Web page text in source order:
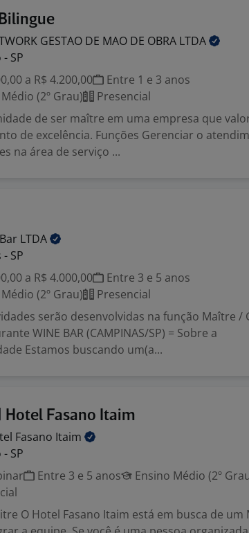
GESTAO DE MAO DE OBRA LTDA
SP
a R$ 4.200,00
Entre 1 e 3 anos
(2º Grau)
Presencial
de ser maître em uma empresa que
de excelência. Funções Gerenciar o
na área de serviço ...
LTDA
SP
a R$ 4.000,00
Entre 3 e 5 anos
(2º Grau)
Presencial
serão desenvolvidas na função Maître /
WINE BAR (CAMPINAS/SP) = Sobre a
Estamos buscando um(a...
Hotel Fasano Itaim
Fasano Itaim
SP
Entre 3 e 5 anos
Ensino Médio (2º
O Hotel Fasano Itaim está em busca de um